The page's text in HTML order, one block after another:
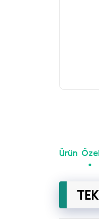
Ürün